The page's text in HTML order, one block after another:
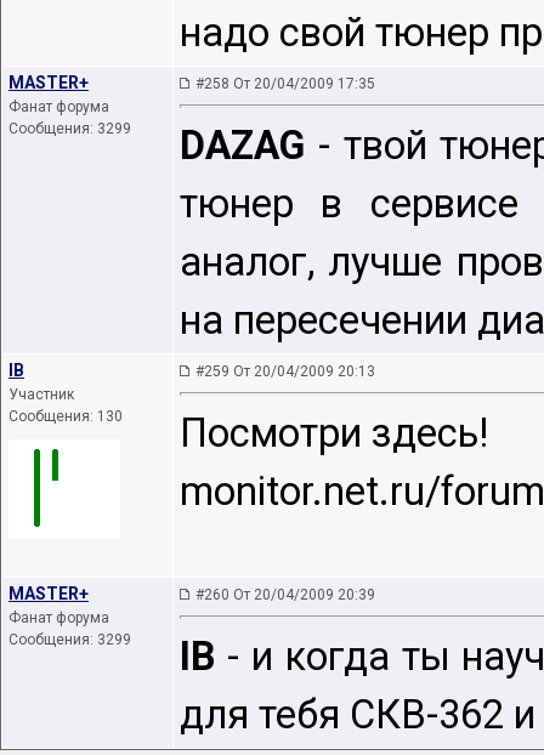
надо свой тюнер
MASTER+
Фанат форума
Сообщения: 3299
#258 От 20/04/2009 17:35
DAZAG - твой
тюнер в сервисе
аналог, лучше
на пересечении
IB
Участник
Сообщения: 130
#259 От 20/04/2009 20:13
Посмотри здесь!
monitor.net.ru/
MASTER+
Фанат форума
Сообщения: 3299
#260 От 20/04/2009 20:39
IB - и когда ты
для тебя СКВ-362